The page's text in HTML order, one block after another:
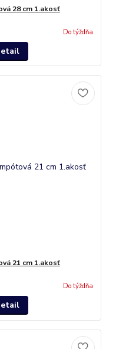
28 cm 1.akosť
Do týždňa
21 cm 1.akosť
Do týždňa